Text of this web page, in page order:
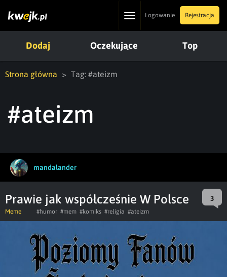
ToggleLogowanie Rejestracja
Dodaj Oczekujące Top
Strona główna Tag: #ateizm
#ateizm
mandalander
Prawie jak współcześnie W Polsce 3
Meme #humor #mem #komiks #religia #ateizm